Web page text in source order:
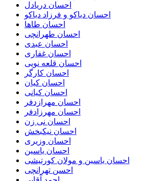
احسان دریادل
احسان دیاکو و فرزاد دیاکو
احسان طاها
احسان طهرانچی
احسان عبدی
احسان غفاری
احسان قلعه نویی
احسان کارگر
احسان کیان
احسان کیانی
احسان مهرازدفر
احسان مهرزادفر
احسان نی زن
احسان نیکبخش
احسان وزیری
احسان یاسین
احسان یاسین و مولان کورتیشی
احسن تهرانچی